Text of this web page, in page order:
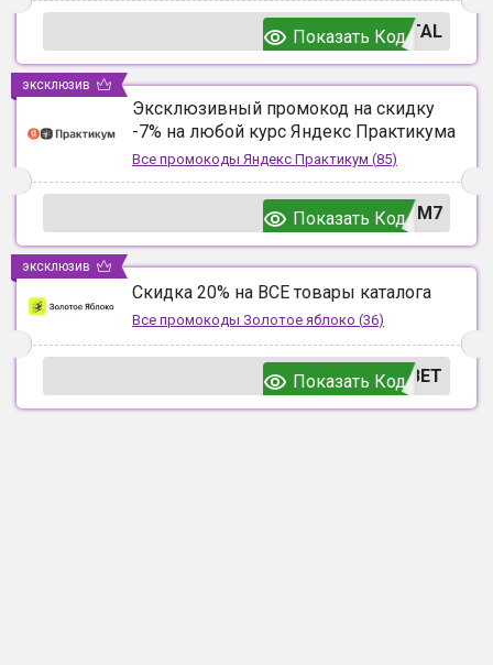
TAL
Показать Код
Эксклюзивный промокод на скидку
-7% на любой курс Яндекс Практикума
Все промокоды Яндекс Практикум (85)
UM7
Показать Код
эксклюзив
Скидка 20% на ВСЕ товары каталога
Все промокоды Золотое яблоко (36)
ВЕТ
Показать Код
эксклюзив